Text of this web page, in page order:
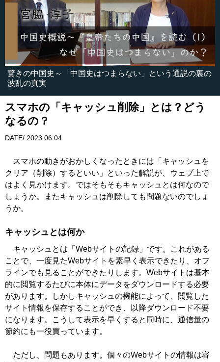
驚きの中国史～「中国史はつまらない」という通説の裏の
波乱の真実
スマホの「キャッシュ削除」とは？どう
なるの？
DATE/ 2023.06.04
スマホの動きがおかしくなったときには「キャッシュを
クリア（削除）するといい」といった解説が、ウェブ上で
はよく見かけます。ではそもそもキャッシュとは何なので
しょうか。またキャッシュは削除しても問題ないのでしょ
うか。
キャッシュとは何か
キャッシュとは「Webサイトの記録」です。これがある
ことで、一度見たWebサイトを素早く表示できたり、オフ
ラインでも見ることができたりします。Webサイトは基本
的に閲覧するたびに本体にデータをダウンロードする必要
があります。しかしキャッシュの機能によって、閲覧した
サイト情報を保存することができ、以降ダウンロード不要
になります。こうして表示を早くすると同時に、通信量の
節約にも一役買っています。
ただし、問題もあります。個々のWebサイトの情報は容